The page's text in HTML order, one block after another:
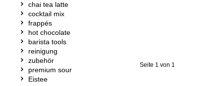
Seite 1 von 1
chai tea latte
cocktail mix
frappés
hot chocolate
barista tools
reinigung
zubehör
premium sour
Eistee